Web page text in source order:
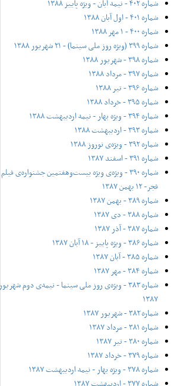
شماره ۴۰۲ - نیمه آبان - ویژه پاییز ۱۳۸۸
شماره ۴۰۱ - اول آبان ۱۳۸۸
شماره ۴۰۰ - ۱ مهر ۱۳۸۸
شماره ۳۹۹ (ویژه روز ملی سینما) - ۲۱ شهریور ۱۳۸۸
شماره ۳۹۸ - شهریور ۱۳۸۸
شماره ۳۹۷ - مرداد ۱۳۸۸
شماره ۳۹۶ - تیر ۱۳۸۸
شماره ۳۹۵ - خرداد ۱۳۸۸
شماره ۳۹۴ - ویژه بهار - نیمه‌ اردیبهشت ۱۳۸۸
شماره ۳۹۳ - اردیبهشت ۱۳۸۸
شماره ۳۹۲ - ویژه‌ی نوروز ۱۳۸۸
شماره ۳۹۱ - اسفند ۱۳۸۷
شماره ۳۹۰ - ویژه‌ی ویژه بیست‌و‌هفتمین جشنواره‌ی فیلم
فجر- ۱۲ بهمن ۱۳۸۷
شماره ۳۸۹ - بهمن ۱۳۸۷
شماره ۳۸۸ - دی ۱۳۸۷
شماره ۳۸۷ - آذر ۱۳۸۷
شماره ۳۸۶ - ویژه پاییز - ۱۸ آبان ۱۳۸۷
شماره ۳۸۵ - آبان ۱۳۸۷
شماره ۳۸۴ - مهر ۱۳۸۷
شماره ۳۸۳ - ویژه‌ی روز ملی سینما - نیمه‌ی دوم شهریور
۱۳۸۷
شماره ۳۸۲ - شهریور ۱۳۸۷
شماره ۳۸۱ - مرداد ۱۳۸۷
شماره ۳۸۰ - تیر ۱۳۸۷
شماره ۳۷۹ - خرداد ۱۳۸۷
شماره ۳۷۸ - ویژه بهار - نیمه‌ اردیبهشت ۱۳۸۷